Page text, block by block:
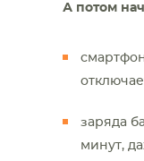
А потом
заряда
минут,